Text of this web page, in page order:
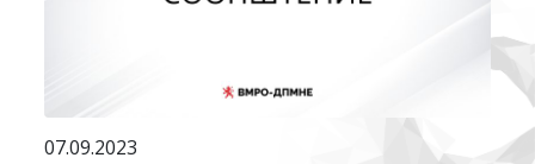
07.09.2023